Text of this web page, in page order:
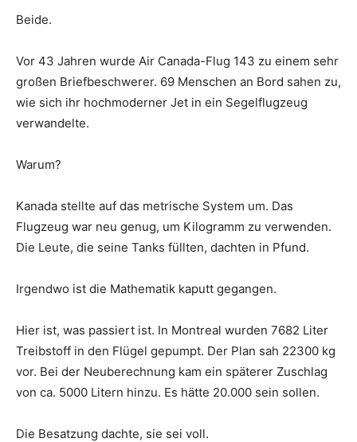
Beide.
Vor 43 Jahren wurde Air Canada-Flug 143 zu einem sehr
großen Briefbeschwerer. 69 Menschen an Bord sahen zu,
wie sich ihr hochmoderner Jet in ein Segelflugzeug
verwandelte.
Warum?
Kanada stellte auf das metrische System um. Das
Flugzeug war neu genug, um Kilogramm zu verwenden.
Die Leute, die seine Tanks füllten, dachten in Pfund.
Irgendwo ist die Mathematik kaputt gegangen.
Hier ist, was passiert ist. In Montreal wurden 7682 Liter
Treibstoff in den Flügel gepumpt. Der Plan sah 22300 kg
vor. Bei der Neuberechnung kam ein späterer Zuschlag
von ca. 5000 Litern hinzu. Es hätte 20.000 sein sollen.
Die Besatzung dachte, sie sei voll.